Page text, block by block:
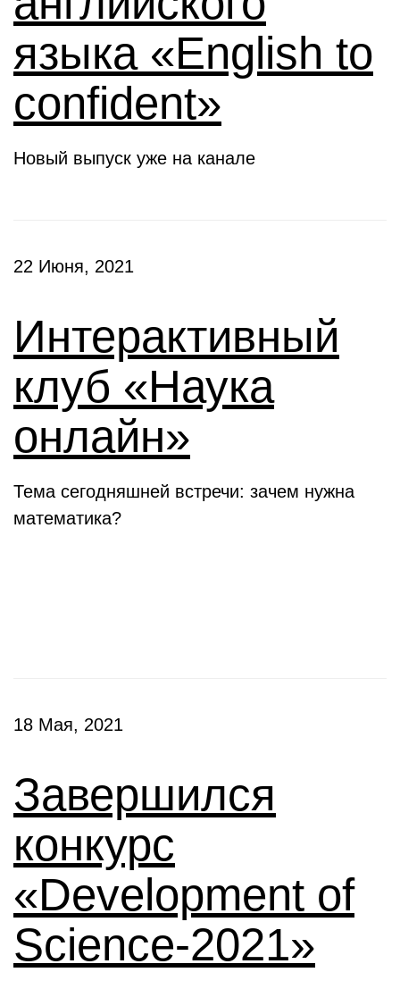
языка «English to
confident»
Новый выпуск уже на канале
22 Июня, 2021
Интерактивный
клуб «Наука
онлайн»
Тема сегодняшней встречи: зачем нужна
математика?
18 Мая, 2021
Завершился
конкурс
«Development of
Science-2021»